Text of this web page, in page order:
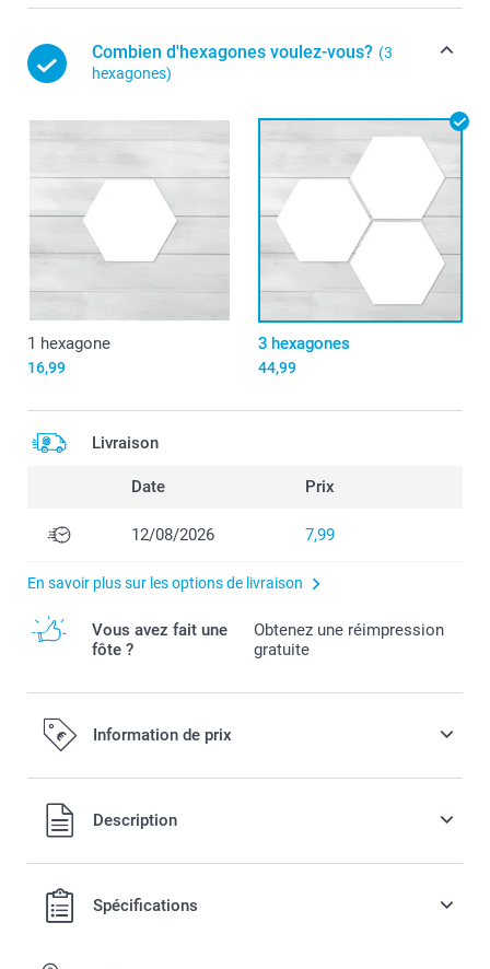
Combien d'hexagones voulez-vous? (3
hexagones)
1 hexagone
16,99
3 hexagones
44,99
Livraison
Date Prix
12/08/2026 7,99
En savoir plus sur les options de livraison
Vous avez fait une
fôte ?
Obtenez une réimpression
gratuite
Information de prix
Tous les prix sont en EURO (€), TVA incluse et hors frais de
port.
Description
Spécifications